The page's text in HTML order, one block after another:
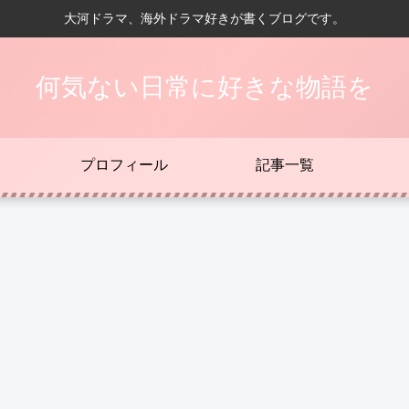
大河ドラマ、海外ドラマ好きが書くブログです。
何気ない日常に好きな物語を
プロフィール 記事一覧